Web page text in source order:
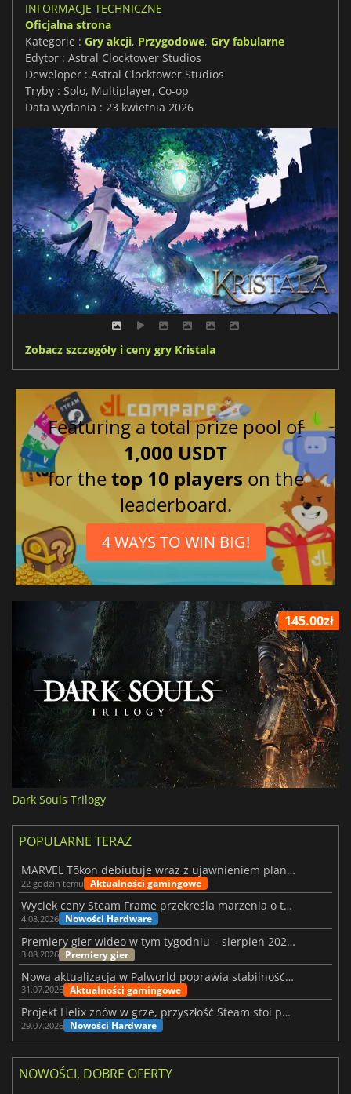
INFORMACJE TECHNICZNE
Oficjalna strona
Kategorie : Gry akcji, Przygodowe, Gry fabularne
Edytor : Astral Clocktower Studios
Deweloper : Astral Clocktower Studios
Tryby : Solo, Multiplayer, Co-op
Data wydania : 23 kwietnia 2026
Zobacz szczegóły i ceny gry Kristala
Featuring a total prize pool of
1,000 USDT
for thetop 10 players on the
leaderboard.
4 WAYS TO WIN BIG!
145.00zł
Dark Souls Trilogy
POPULARNE TERAZ
MARVEL Tōkon debiutuje wraz z ujawnieniem planu rozwoju na pierwszy rok
22 godzin temu Aktualności gamingowe
Wyciek ceny Steam Frame przekreśla marzenia o tanim zestawie VR
4.08.2026 Nowości Hardware
Premiery gier wideo w tym tygodniu – sierpień 2026 r. (32. tydzień)
3.08.2026 Premiery gier
Nowa aktualizacja w Palworld poprawia stabilność Sunreach i walk z bossami
31.07.2026 Aktualności gamingowe
Projekt Helix znów w grze, przyszłość Steam stoi pod znakiem zapytania
29.07.2026 Nowości Hardware
NOWOŚCI, DOBRE OFERTY